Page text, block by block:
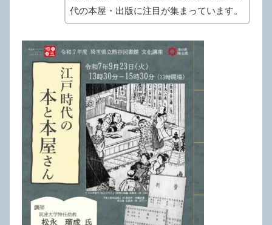
代の本屋・出版に注目が集まっています。